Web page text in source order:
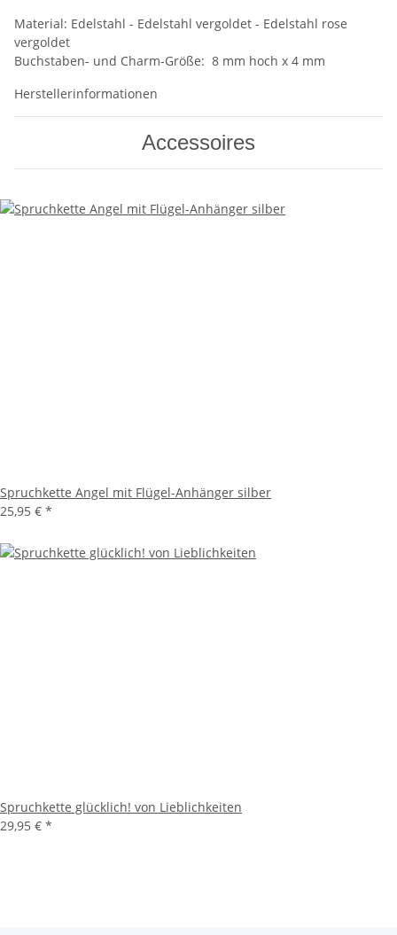
Material: Edelstahl - Edelstahl vergoldet - Edelstahl rose
vergoldet
Buchstaben- und Charm-Größe: 8 mm hoch x 4 mm
Herstellerinformationen
Accessoires
Spruchkette Angel mit Flügel-Anhänger silber
25,95 € *
Spruchkette glücklich! von Lieblichkeiten
29,95 € *